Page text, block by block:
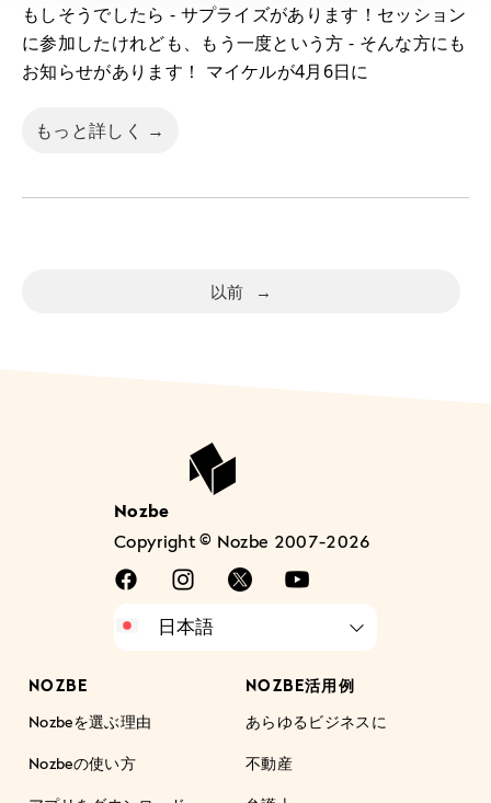
もしそうでしたら - サプライズがあります！セッション
に参加したけれども、もう一度という方 - そんな方にも
お知らせがあります！ マイケルが4月6日に
もっと詳しく →
以前 →
Nozbe
Copyright © Nozbe 2007-2026
NOZBE
Nozbeを選ぶ理由
Nozbeの使い方
NOZBE活用例
あらゆるビジネスに
不動産